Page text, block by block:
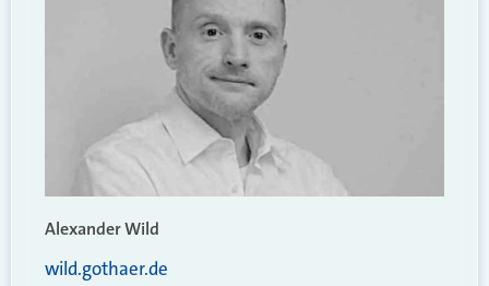
Alexander Wild
wild.gothaer.de